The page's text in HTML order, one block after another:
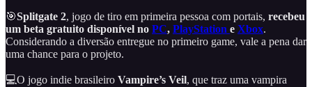
🎯Splitgate 2, jogo de tiro em primeira pessoa com portais, recebeu
um beta gratuito disponível no PC, PlayStation e Xbox.
Considerando a diversão entregue no primeiro game, vale a pena dar
uma chance para o projeto.
💻O jogo indie brasileiro Vampire’s Veil, que traz uma vampira